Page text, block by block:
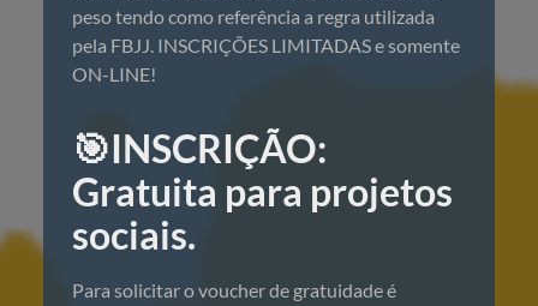
peso tendo como referência a regra utilizada
pela FBJJ. INSCRIÇÕES LIMITADAS e somente
ON-LINE!
🎯INSCRIÇÃO:
Gratuita para projetos
sociais.
Para solicitar o voucher de gratuidade é